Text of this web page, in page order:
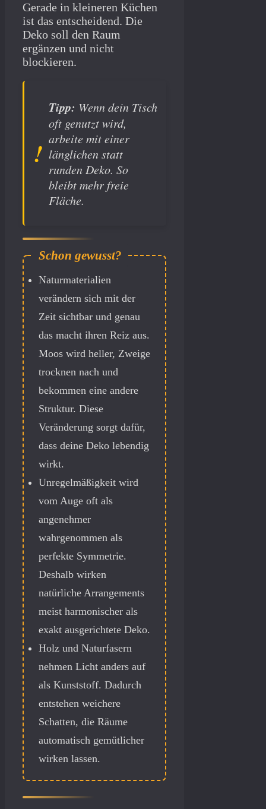
Gerade in kleineren Küchen
ist das entscheidend. Die
Deko soll den Raum
ergänzen und nicht
blockieren.
Tipp: Wenn dein Tisch
oft genutzt wird,
arbeite mit einer
länglichen statt
runden Deko. So
bleibt mehr freie
Fläche.
Naturmaterialien
verändern sich mit der
Zeit sichtbar und genau
das macht ihren Reiz aus.
Moos wird heller, Zweige
trocknen nach und
bekommen eine andere
Struktur. Diese
Veränderung sorgt dafür,
dass deine Deko lebendig
wirkt.
Unregelmäßigkeit wird
vom Auge oft als
angenehmer
wahrgenommen als
perfekte Symmetrie.
Deshalb wirken
natürliche Arrangements
meist harmonischer als
exakt ausgerichtete Deko.
Holz und Naturfasern
nehmen Licht anders auf
als Kunststoff. Dadurch
entstehen weichere
Schatten, die Räume
automatisch gemütlicher
wirken lassen.